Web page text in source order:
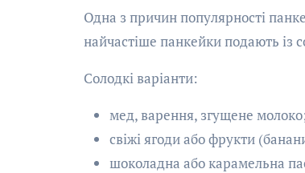
Одна з причин популярності
найчастіше панкейки подають із
Солодкі варіанти:
мед, варення, згущене
свіжі ягоди або фрукти
шоколадна або карамельна